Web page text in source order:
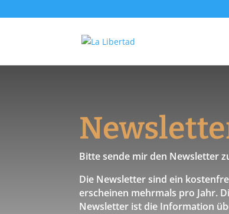
Bitte sende mir den Newsletter
Die Newsletter sind ein
erscheinen mehrmals pro Jahr.
Newsletter ist die Information